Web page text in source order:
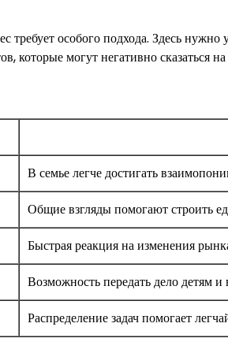
особого подхода. Здесь
которые могут негативно сказаться
В семье легче достигать
Общие взгляды помогают строить
Быстрая реакция на изменения
Возможность передать дело детям
Распределение задач помогает